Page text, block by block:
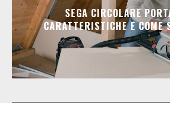
SEGA CIRCOLARE
CARATTERISTICHE E COME